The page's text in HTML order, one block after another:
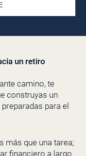
un retiro
camino, te
construyas un
para el
más que una tarea;
financiero a largo